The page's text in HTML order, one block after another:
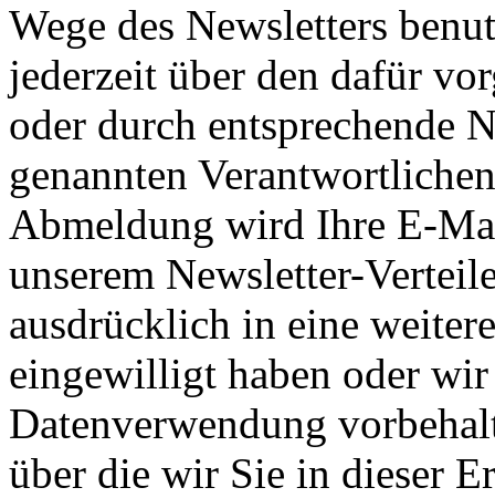
Wege des Newsletters
jederzeit über den dafür
oder durch entsprechende
genannten
Abmeldung wird Ihre E-
unserem Newsletter-
ausdrücklich in eine
eingewilligt haben oder wir
Datenverwendung
über die wir Sie in dieser